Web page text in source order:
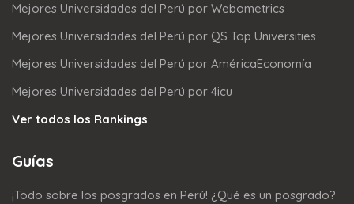
Mejores Universidades del Perú por Webometrics
Mejores Universidades del Perú por QS Top Universities
Mejores Universidades del Perú por AméricaEconomía
Mejores Universidades del Perú por 4icu
Ver todos los Rankings
Guías
¡Todo sobre los posgrados en Perú! ¿Qué es un posgrado?